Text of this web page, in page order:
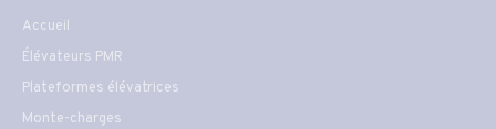
Accueil
Élévateurs PMR
Plateformes élévatrices
Monte-charges